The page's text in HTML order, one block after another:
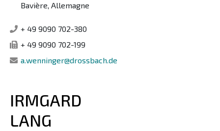
Bavière, Allemagne
+ 49 9090 702-380
+ 49 9090 702-199
a.wenninger@drossbach.de
IRMGARD
LANG